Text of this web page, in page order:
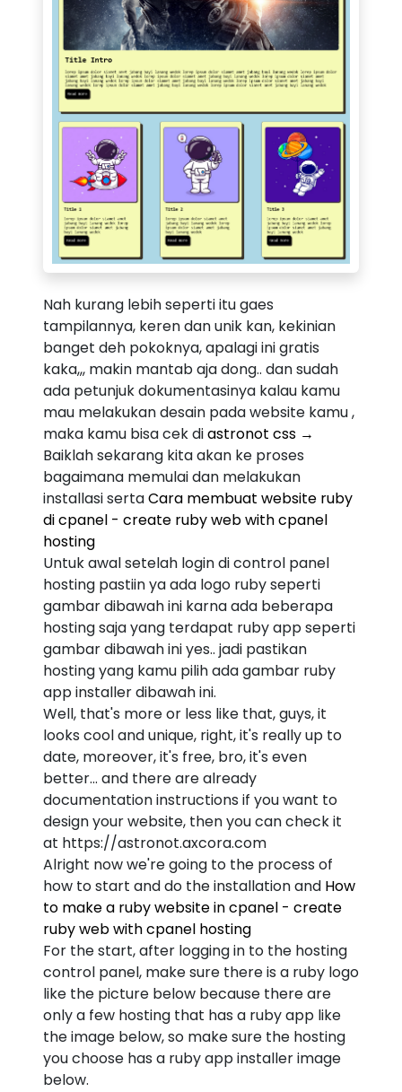
Nah kurang lebih seperti itu gaes
tampilannya, keren dan unik kan, kekinian
banget deh pokoknya, apalagi ini gratis
kaka,,, makin mantab aja dong.. dan sudah
ada petunjuk dokumentasinya kalau kamu
mau melakukan desain pada website kamu ,
maka kamu bisa cek diastronot css →
Baiklah sekarang kita akan ke proses
bagaimana memulai dan melakukan
installasi sertaCara membuat website ruby
di cpanel - create ruby web with cpanel
hosting
Untuk awal setelah login di control panel
hosting pastiin ya ada logo ruby seperti
gambar dibawah ini karna ada beberapa
hosting saja yang terdapat ruby app seperti
gambar dibawah ini yes.. jadi pastikan
hosting yang kamu pilih ada gambar ruby
app installer dibawah ini.
Well, that's more or less like that, guys, it
looks cool and unique, right, it's really up to
date, moreover, it's free, bro, it's even
better... and there are already
documentation instructions if you want to
design your website, then you can check it
at https://astronot.axcora.com
Alright now we're going to the process of
how to start and do the installation and How
to make a ruby website in cpanel - create
ruby web with cpanel hosting
For the start, after logging in to the hosting
control panel, make sure there is a ruby logo
like the picture below because there are
only a few hosting that has a ruby app like
the image below, so make sure the hosting
you choose has a ruby app installer image
below.